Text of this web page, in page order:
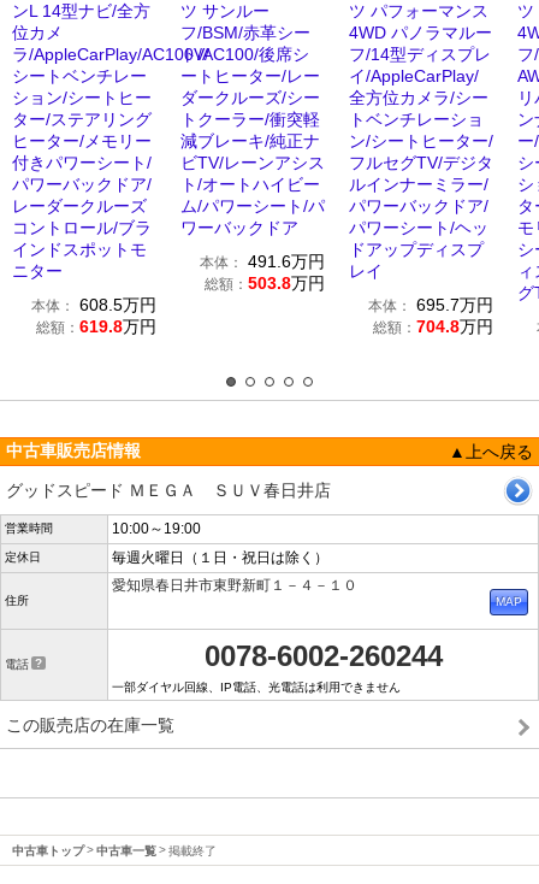
ンL 14型ナビ/全方
位カメ
ラ/AppleCarPlay/AC100V/
シートベンチレー
ション/シートヒー
ター/ステアリング
ヒーター/メモリー
付きパワーシート/
パワーバックドア/
レーダークルーズ
コントロール/ブラ
インドスポットモ
ニター
本体： 608.5万円
総額： 619.8万円
ツ サンルー
フ/BSM/赤革シー
ト/AC100/後席シ
ートヒーター/レー
ダークルーズ/シー
トクーラー/衝突軽
減ブレーキ/純正ナ
ビTV/レーンアシス
ト/オートハイビー
ム/パワーシート/パ
ワーバックドア
本体： 491.6万円
総額： 503.8万円
ツ パフォーマンス
4WD パノラマルー
フ/14型ディスプレ
イ/AppleCarPlay/
全方位カメラ/シー
トベンチレーショ
ン/シートヒーター/
フルセグTV/デジタ
ルインナーミラー/
パワーバックドア/
パワーシート/ヘッ
ドアップディスプ
レイ
本体： 695.7万円
総額： 704.8万円
ツ
フ
ー
シ
シ
モ
シ
グ
中古車販売店情報
▲上へ戻る
グッドスピード ＭＥＧＡ ＳＵＶ春日井店
営業時間 10:00～19:00
定休日 毎週火曜日（１日・祝日は除く）
住所
愛知県春日井市東野新町１－４－１０
電話 0078-6002-260244
一部ダイヤル回線、IP電話、光電話は利用できません
この販売店の在庫一覧
中古車トップ 中古車一覧 掲載終了